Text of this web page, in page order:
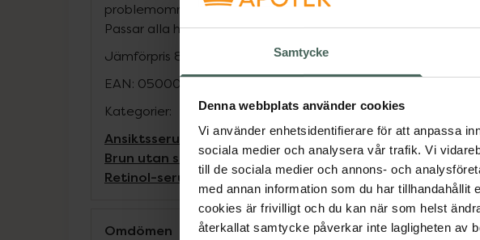
Samtycke
Denna webbplats använder cookies
Vi använder enhetsidentifierare för att anpassa
sociala medier och analysera vår trafik. Vi
till de sociala medier och annons- och
med annan information som du har
cookies är frivilligt och du kan när som helst
återkallat samtycke påverkar inte lagligheten av
problemområden i huden och skapar en frisk och vacker lyster.
Passar alla hudtoner.
Jämförpris 8300 kr
EAN: 05000444072644
Kategorier:
Ansiktsserum Ansiktsvård Brun utan sol
Brun utan sol för ansiktetBrun utan sol för ansiktet
Retinol-serum
Omdömen